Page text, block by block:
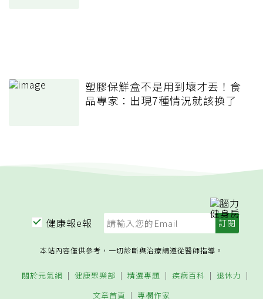
塑膠保鮮盒不是用到壞才丟！食
品專家：出現7種情況就該換了
健康報e報
本站內容僅供參考，一切診斷與治療請遵從醫師指導。
關於元氣網 健康聚樂部 精選專題 疾病百科
退休力
文章首頁
專欄作家